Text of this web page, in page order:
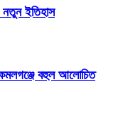
নতুন ইতিহাস
কমলগঞ্জে বহুল আলোচিত